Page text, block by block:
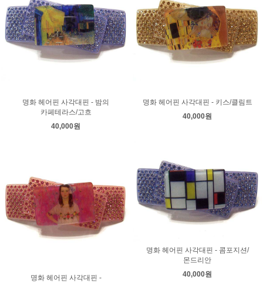
명화 헤어핀 사각대핀 - 밤의
카페테라스/고흐
40,000원
명화 헤어핀 사각대핀 - 키스/클림트
40,000원
명화 헤어핀 사각대핀 -
명화 헤어핀 사각대핀 - 콤포지션/
몬드리안
40,000원